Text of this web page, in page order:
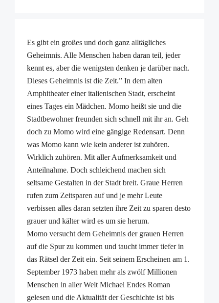
Es gibt ein großes und doch ganz alltägliches
Geheimnis. Alle Menschen haben daran teil, jeder
kennt es, aber die wenigsten denken je darüber nach.
Dieses Geheimnis ist die Zeit.” In dem alten
Amphitheater einer italienischen Stadt, erscheint
eines Tages ein Mädchen. Momo heißt sie und die
Stadtbewohner freunden sich schnell mit ihr an. Geh
doch zu Momo wird eine gängige Redensart. Denn
was Momo kann wie kein anderer ist zuhören.
Wirklich zuhören. Mit aller Aufmerksamkeit und
Anteilnahme. Doch schleichend machen sich
seltsame Gestalten in der Stadt breit. Graue Herren
rufen zum Zeitsparen auf und je mehr Leute
verbissen alles daran setzten ihre Zeit zu sparen desto
grauer und kälter wird es um sie herum.
Momo versucht dem Geheimnis der grauen Herren
auf die Spur zu kommen und taucht immer tiefer in
das Rätsel der Zeit ein. Seit seinem Erscheinen am 1.
September 1973 haben mehr als zwölf Millionen
Menschen in aller Welt Michael Endes Roman
gelesen und die Aktualität der Geschichte ist bis